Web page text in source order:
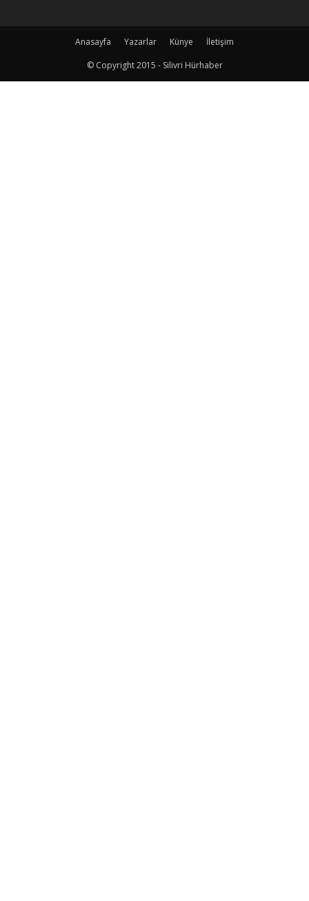
Anasayfa Yazarlar Künye
İletişim
© Copyright 2015 - Silivri Hürhaber